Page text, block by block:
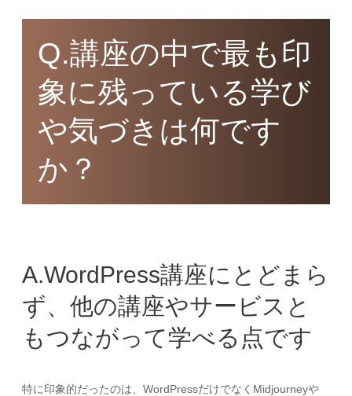
Q.講座の中で最も印
象に残っている学び
や気づきは何です
か？
A.WordPress講座にとどまら
ず、他の講座やサービスと
もつながって学べる点です
特に印象的だったのは、WordPressだけでなくMidjourneyや